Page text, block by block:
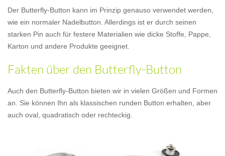
Der Butterfly-Button kann im Prinzip genauso verwendet werden,
wie ein normaler Nadelbutton. Allerdings ist er durch seinen
starken Pin auch für festere Materialien wie dicke Stoffe, Pappe,
Karton und andere Produkte geeignet.
Fakten über den Butterfly-Button
Auch den Butterfly-Button bieten wir in vielen Größen und Formen
an. Sie können Ihn als klassischen runden Button erhalten, aber
auch oval, quadratisch oder rechteckig.